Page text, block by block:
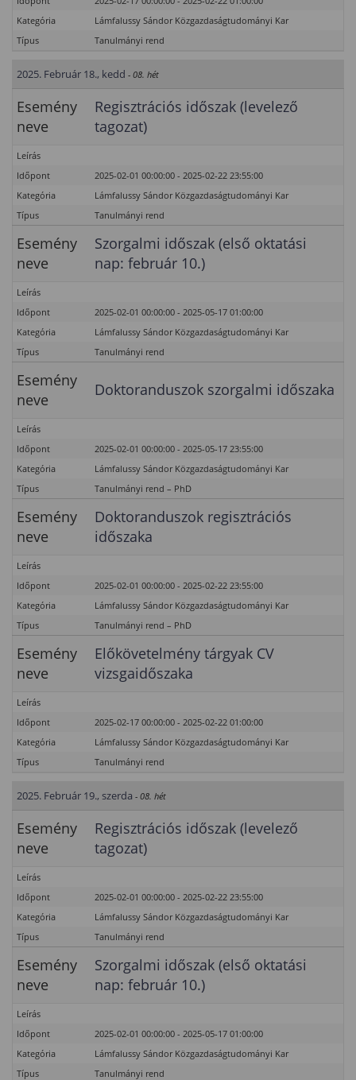
Kategória
Lámfalussy Sándor Közgazdaságtudományi Kar
Típus
Tanulmányi rend
2025. Február 18., kedd - 08. hét
Esemény
neve
Regisztrációs időszak (levelező
tagozat)
Leírás
Időpont
2025-02-01 00:00:00 - 2025-02-22 23:55:00
Kategória
Lámfalussy Sándor Közgazdaságtudományi Kar
Típus
Tanulmányi rend
Esemény
neve
Szorgalmi időszak (első oktatási
nap: február 10.)
Leírás
Időpont
2025-02-01 00:00:00 - 2025-05-17 01:00:00
Kategória
Lámfalussy Sándor Közgazdaságtudományi Kar
Típus
Tanulmányi rend
Esemény
neve
Doktoranduszok szorgalmi időszaka
Leírás
Időpont
2025-02-01 00:00:00 - 2025-05-17 23:55:00
Kategória
Lámfalussy Sándor Közgazdaságtudományi Kar
Típus
Tanulmányi rend – PhD
Esemény
neve
Doktoranduszok regisztrációs
időszaka
Leírás
Időpont
2025-02-01 00:00:00 - 2025-02-22 23:55:00
Kategória
Lámfalussy Sándor Közgazdaságtudományi Kar
Típus
Tanulmányi rend – PhD
Esemény
neve
Előkövetelmény tárgyak CV
vizsgaidőszaka
Leírás
Időpont
2025-02-17 00:00:00 - 2025-02-22 01:00:00
Kategória
Lámfalussy Sándor Közgazdaságtudományi Kar
Típus
Tanulmányi rend
2025. Február 19., szerda - 08. hét
Esemény
neve
Regisztrációs időszak (levelező
tagozat)
Leírás
Időpont
2025-02-01 00:00:00 - 2025-02-22 23:55:00
Kategória
Lámfalussy Sándor Közgazdaságtudományi Kar
Típus
Tanulmányi rend
Esemény
neve
Szorgalmi időszak (első oktatási
nap: február 10.)
Leírás
Időpont
2025-02-01 00:00:00 - 2025-05-17 01:00:00
Kategória
Lámfalussy Sándor Közgazdaságtudományi Kar
Típus
Tanulmányi rend